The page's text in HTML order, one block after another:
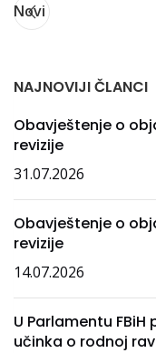
Novi
NAJNOVIJI ČLANCI
Obavještenje o
revizije
31.07.2026
Obavještenje o
revizije
14.07.2026
U Parlamentu
učinka o rodnoj